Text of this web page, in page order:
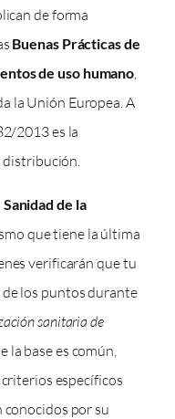
de forma
Buenas Prácticas de
de uso humano
la Unión Europea. A
2013 es la
de la
que tiene la última
verificarán que tu
los puntos durante
sanitaria de
la base es común,
específicos
conocidos por su